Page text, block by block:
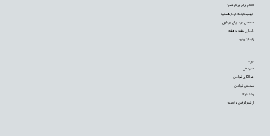
نوزاد
شیردهی
غربالگری نوزادان
سلامتی نوزادان
رشد نوزاد
از شیر گرفتن و تغذیه
اقدام برای باردار شدن
فهمیده‌اید که باردار هستید
سلامتی در دوران بارداری
بارداری هفته به هفته
زایمان و تولد